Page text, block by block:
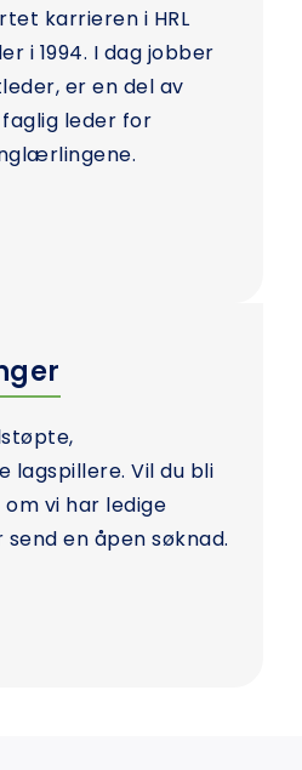
karrieren i HRL
i 1994. I dag jobber
er en del av
leder for
Vil du bli
om vi har ledige
en åpen søknad.